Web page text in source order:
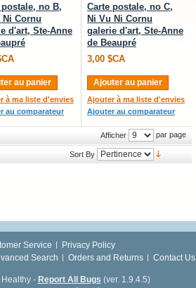
postale, no B,
Ni Cornu
d'art, Ste-Anne
au panier
à ma liste d'envies
au comparateur
Carte postale, no C,
Ni Vu Ni Cornu
galerie d'art, Ste-Anne
de Beaupré
3,00 $CA
Ajouter au panier
Ajouter à ma liste d'envies
Ajouter au comparateur
Afficher par page
Sort By
Service
Privacy Policy
Search Orders and Returns Contact Us
- Report All Bugs (ver. 1.9.4.5)